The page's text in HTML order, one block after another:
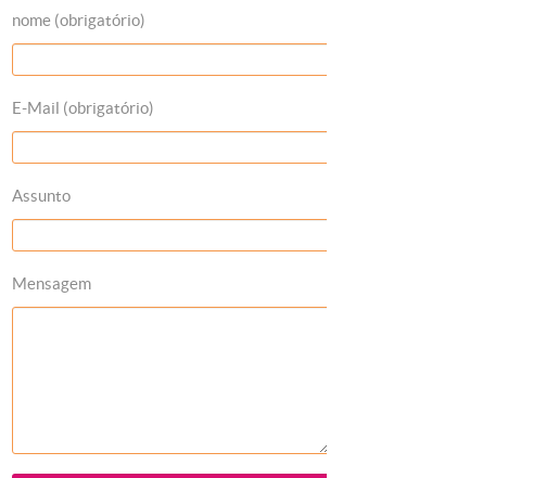
nome (obrigatório)
E-Mail (obrigatório)
Assunto
Mensagem